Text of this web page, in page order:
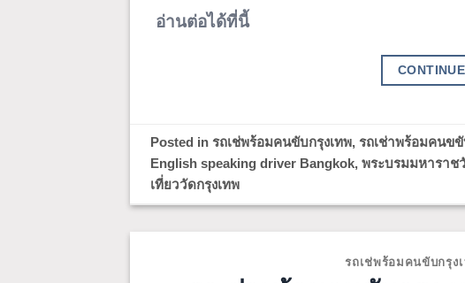
อ่านต่อได้ที่นี้
Posted in รถเช่พร้อมคนขับกรุงเทพ, รถเช่าพร้อมคนข
English speaking driver Bangkok, พระบรมมหาราช
เที่ยววัดกรุงเทพ
รถเช่พร้อมคนขับกรุง